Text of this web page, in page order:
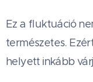
Ez a fluktuáció
természetes.
helyett inkább